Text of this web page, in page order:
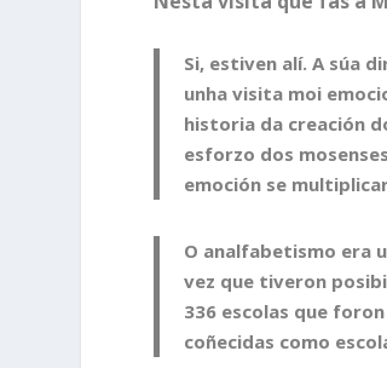
Si, estiven alí. A súa
unha visita moi
historia da creación
esforzo dos
emoción se
O analfabetismo era
vez que tiveron
336 escolas que
coñecidas como